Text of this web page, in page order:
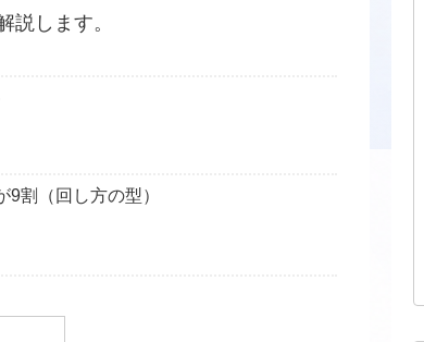
説します。
9割（回し方の型）